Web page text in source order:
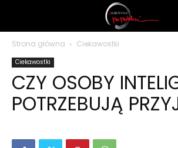
Strona główna Ciekawostki
Ciekawostki
CZY OSOBY
POTRZEBUJĄ